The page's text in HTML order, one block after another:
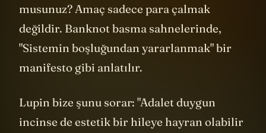
La Casa de Papel'deki Profesör'ü hatırlıyor
musunuz? Amaç sadece para çalmak
değildir. Banknot basma sahnelerinde,
"Sistemin boşluğundan yararlanmak" bir
Lupin bize şunu sorar: "Adalet duygun